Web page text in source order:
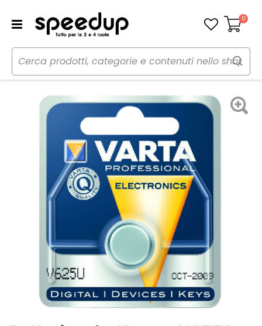
Carrello
0
Home Auto Audio elettronica mobile
Pile
Batteria a bottone - VARTA